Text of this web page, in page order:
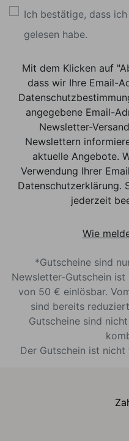
Ich bestätige, dass
gelesen habe.
Mit dem Klicken auf
dass wir Ihre Email-
angegebene Email-
Newsletter-
Newslettern
aktuelle Angebote.
Verwendung Ihrer
Datenschutzerklärung.
jederzeit
Wie
*Gutscheine sind
Newsletter-Gutschein
von 50 € einlösbar.
sind bereits
Gutscheine sind
Der Gutschein ist